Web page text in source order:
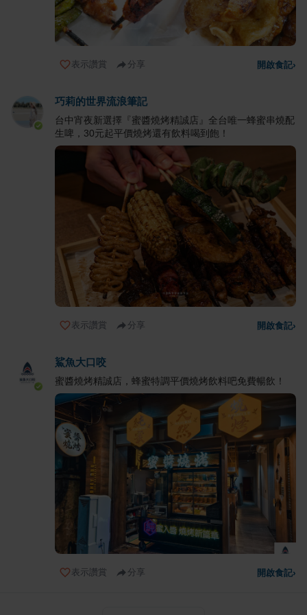
表示讚賞 分享 開啟食記›
巧莉的世界流浪筆記
台中宵夜新選擇『蜜醬燒烤精誠店』全台唯一蜂蜜串燒配
生啤，30元起平價燒烤還有飲料喝到飽！
表示讚賞 分享 開啟食記›
鯊魚大口咬
蜜醬燒烤精誠店，蜂蜜特調平價燒烤飲料吧免費暢飲！
表示讚賞 分享 開啟食記›